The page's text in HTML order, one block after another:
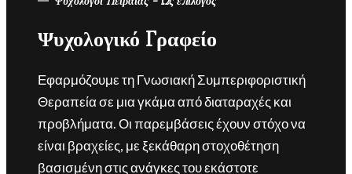
Ψυχολογικό Γραφείο
Εφαρμόζουμε τη Γνωσιακή Συμπεριφοριστική
Θεραπεία σε μια γκάμα από διαταραχές και
προβλήματα. Οι παρεμβάσεις έχουν στόχο να
είναι βραχείες, με ξεκάθαρη στοχοθέτηση
βασισμένη στις ανάγκες του εκάστοτε